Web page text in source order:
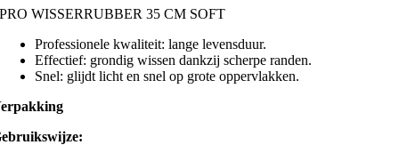
PRO WISSERRUBBER 35 CM SOFT
Professionele kwaliteit: lange levensduur.
Effectief: grondig wissen dankzij scherpe randen.
Snel: glijdt licht en snel op grote oppervlakken.